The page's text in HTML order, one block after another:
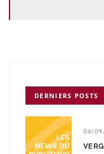
DERNIERS POSTS
06/